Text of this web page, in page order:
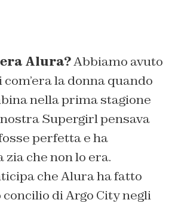
Alura?Abbiamo avuto
com’era la donna quando
nella prima stagione
Supergirl pensava
perfetta e ha
che non lo era.
che Alura ha fatto
concilio di Argo City negli